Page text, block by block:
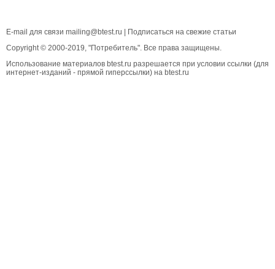
E-mail для связи mailing@btest.ru | Подписаться на свежие статьи
Copyright © 2000-2019, "Потребитель". Все права защищены.
Использование материалов btest.ru разрешается при условии ссылки (для
интернет-изданий - прямой гиперссылки) на btest.ru